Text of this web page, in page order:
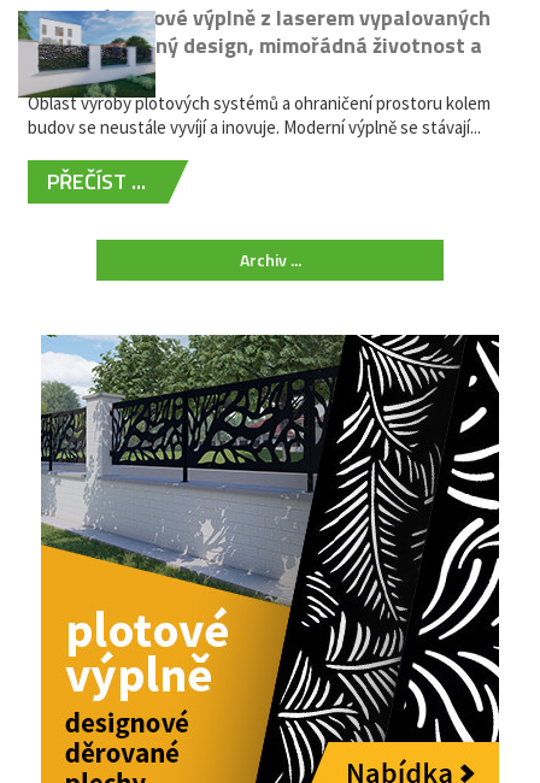
Moderní plotové výplně z laserem vypalovaných
kovů: výjimečný design, mimořádná životnost a
žádná údržba
Oblast výroby plotových systémů a ohraničení prostoru kolem
budov se neustále vyvíjí a inovuje. Moderní výplně se stávají...
PŘEČÍST ...
Archiv ...